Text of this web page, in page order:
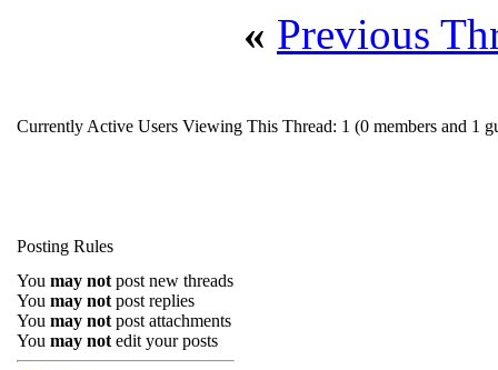
« Previous
Currently Active Users Viewing This Thread: 1 (0 members and 1
Posting Rules
You may not post new threads
You may not post replies
You may not post attachments
You may not edit your posts